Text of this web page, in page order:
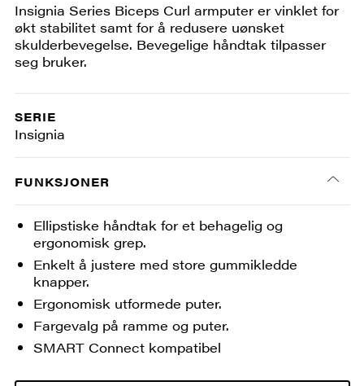
Insignia Series Biceps Curl armputer er vinklet for
økt stabilitet samt for å redusere uønsket
skulderbevegelse. Bevegelige håndtak tilpasser
seg bruker.
SERIE
Insignia
FUNKSJONER
Ellipstiske håndtak for et behagelig og
ergonomisk grep.
Enkelt å justere med store gummikledde
knapper.
Ergonomisk utformede puter.
Fargevalg på ramme og puter.
SMART Connect kompatibel